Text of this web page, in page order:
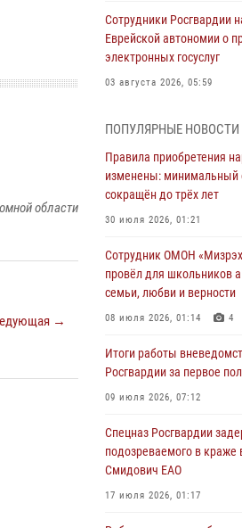
области
→
Сотрудники Росгвардии
Еврейской автономии о
электронных госуслуг
03 августа 2026, 05:59
армии Виктор Золотов
специалистов
профессиональным
01 августа 2026, 10:23
национальной гвардии
Федерации
01 августа 2026, 10:21
воинов, погибших в
1914-1918 годов
01 августа 2026, 10:19
Внесены изменения в
контрольного отстрела
31 июля 2026, 01:48
ПОПУЛЯРНЫЕ НОВОСТИ
Правила приобретения
изменены: минимальный
сокращён до трёх лет
30 июля 2026, 01:21
Сотрудник ОМОН
провёл для школьников
семьи, любви и верности
08 июля 2026, 01:14 4
Итоги работы
Росгвардии за первое
09 июля 2026, 07:12
Спецназ Росгвардии
подозреваемого в краже
Смидович ЕАО
17 июля 2026, 01:17